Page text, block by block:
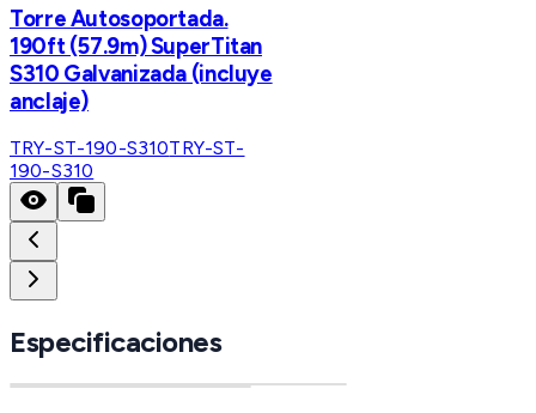
Torre Autosoportada.
190ft (57.9m) SuperTitan
S310 Galvanizada (incluye
anclaje)
TRY-ST-190-S310TRY-ST-
190-S310
Especificaciones